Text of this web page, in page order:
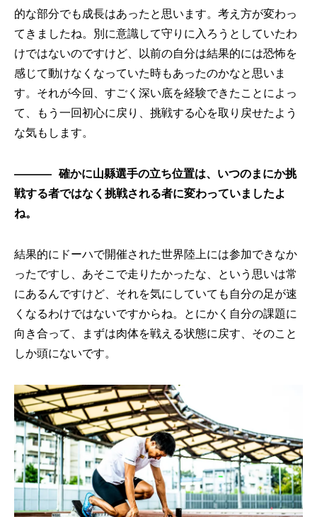
的な部分でも成長はあったと思います。考え方が変わっ
てきましたね。別に意識して守りに入ろうとしていたわ
けではないのですけど、以前の自分は結果的には恐怖を
感じて動けなくなっていた時もあったのかなと思いま
す。それが今回、すごく深い底を経験できたことによっ
て、もう一回初心に戻り、挑戦する心を取り戻せたよう
な気もします。
確かに山縣選手の立ち位置は、いつのまにか挑
戦する者ではなく挑戦される者に変わっていましたよ
ね。
結果的にドーハで開催された世界陸上には参加できなか
ったですし、あそこで走りたかったな、という思いは常
にあるんですけど、それを気にしていても自分の足が速
くなるわけではないですからね。とにかく自分の課題に
向き合って、まずは肉体を戦える状態に戻す、そのこと
しか頭にないです。